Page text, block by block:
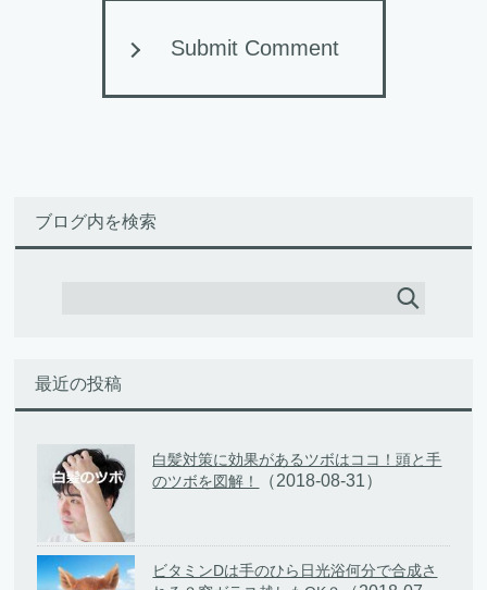
Submit Comment
ブログ内を検索
最近の投稿
白髪対策に効果があるツボはココ！頭と手
のツボを図解！
（2018-08-31）
ビタミンDは手のひら日光浴何分で合成さ